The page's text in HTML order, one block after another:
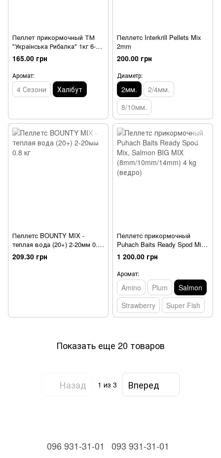
Пеллет прикормочный ТМ
"Українська Рибалка" 1кг 6-
8мм Халибут
165.00 грн
Аромат:
4 Сезони Халібут
Пеллетс Interkrill Pellets Mix
2mm
200.00 грн
Диаметр:
2мм.
2/4мм.
8/10мм.
Пеллетс BOUNTY MIX -
теплая вода (20+) 2-20мм 0.8
кг
209.30 грн
Пеллетс прикормочный
Puhach Baits Ready Spod Mix,
Salmon BIG MIX
(8mm/10mm/14mm) 4 kg
(ведро)
1 200.00 грн
Аромат:
Amino Plum
Salmon
Strawberry
Super Fish
Показать еще 20 товаров
Назад 1 из 3 Вперед
096 931-31-01 093 931-31-01